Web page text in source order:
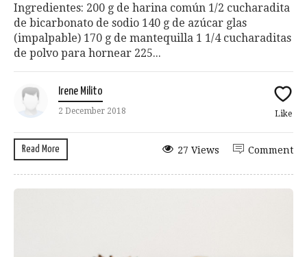
Ingredientes: 200 g de harina común 1/2 cucharadita
de bicarbonato de sodio 140 g de azúcar glas
(impalpable) 170 g de mantequilla 1 1/4 cucharaditas
de polvo para hornear 225...
Irene Milito
2 December 2018 Like
Read More Comment
27 Views